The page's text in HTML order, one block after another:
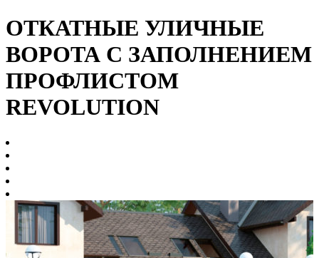
ОТКАТНЫЕ УЛИЧНЫЕ
ВОРОТА С ЗАПОЛНЕНИЕМ
ПРОФЛИСТОМ
REVOLUTION